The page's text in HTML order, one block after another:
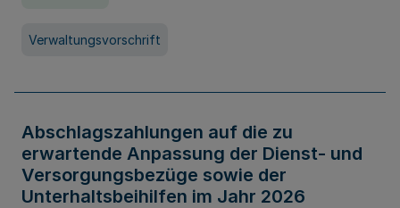
Verwaltungsvorschrift
Abschlagszahlungen auf die zu
erwartende Anpassung der Dienst- und
Versorgungsbezüge sowie der
Unterhaltsbeihilfen im Jahr 2026